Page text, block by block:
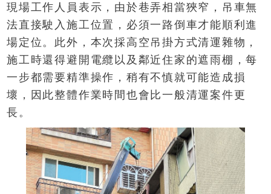
現場工作人員表示，由於巷弄相當狹窄，吊車無
法直接駛入施工位置，必須一路倒車才能順利進
場定位。此外，本次採高空吊掛方式清運雜物，
施工時還得避開電纜以及鄰近住家的遮雨棚，每
一步都需要精準操作，稍有不慎就可能造成損
壞，因此整體作業時間也會比一般清運案件更
長。